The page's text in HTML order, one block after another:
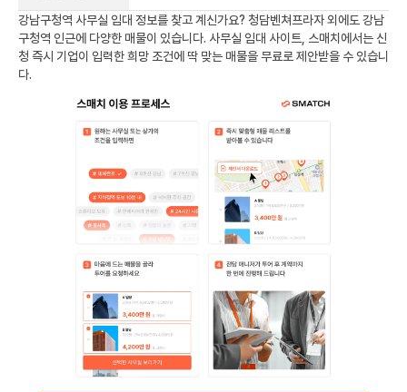
강남구청역 사무실 임대 정보를 찾고 계신가요? 청담벤쳐프라자외에도 강남
구청역 인근에 다양한 매물이 있습니다. 사무실 임대 사이트, 스매치에서는 신
청 즉시 기업이 입력한 희망 조건에 딱 맞는 매물을 무료로 제안받을 수 있습니
다.